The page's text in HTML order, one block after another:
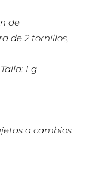
de
de 2 tornillos,
Talla: Lg
a cambios